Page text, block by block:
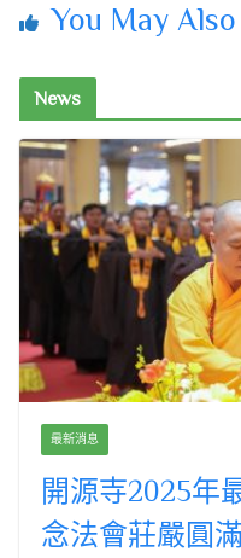
You May
News
最新消息
開源寺2025年
念法會莊嚴圓